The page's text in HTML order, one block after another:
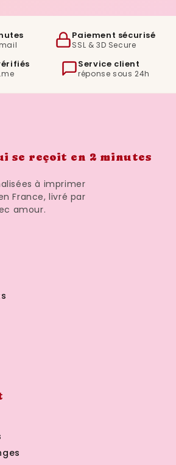
Paiement sécurisé
SSL & 3D Secure
Service client
réponse sous 24h
se reçoit en 2 minutes
à imprimer
France, livré par
amour.